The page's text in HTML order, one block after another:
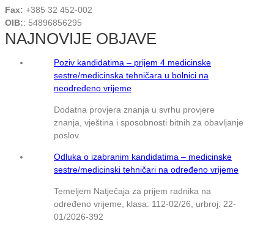
Fax: +385 32 452-002
OIB:: 54896856295
NAJNOVIJE OBJAVE
Poziv kandidatima – prijem 4 medicinske
sestre/medicinska tehničara u bolnici na
neodređeno vrijeme
Dodatna provjera znanja u svrhu provjere
znanja, vještina i sposobnosti bitnih za obavljanje
poslov
Odluka o izabranim kandidatima – medicinske
sestre/medicinski tehničari na određeno vrijeme
Temeljem Natječaja za prijem radnika na
određeno vrijeme, klasa: 112-02/26, urbroj: 22-
01/2026-392